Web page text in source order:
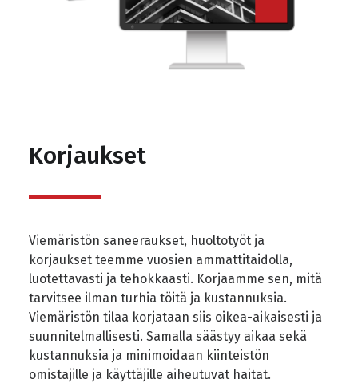
Korjaukset
Viemäristön saneeraukset, huoltotyöt ja
korjaukset teemme vuosien ammattitaidolla,
luotettavasti ja tehokkaasti. Korjaamme sen, mitä
tarvitsee ilman turhia töitä ja kustannuksia.
Viemäristön tilaa korjataan siis oikea-aikaisesti ja
suunnitelmallisesti. Samalla säästyy aikaa sekä
kustannuksia ja minimoidaan kiinteistön
omistajille ja käyttäjille aiheutuvat haitat.